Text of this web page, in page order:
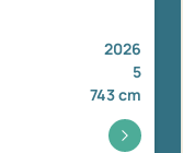
2026
5
743 cm